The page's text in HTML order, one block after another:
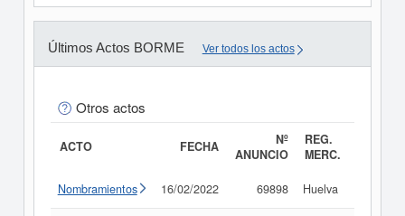
Últimos Actos BORME Ver todos los actos
Otros actos
ACTO FECHA
Nº
ANUNCIO
REG.
MERC.
Nombramientos 16/02/2022 69898 Huelva